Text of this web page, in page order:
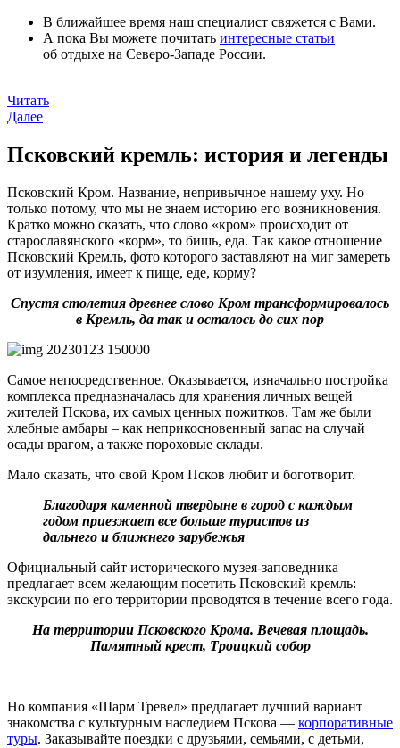
В ближайшее время наш специалист свяжется с Вами.
А пока Вы можете почитать интересные статьи
об отдыхе на Северо-Западе России.
Читать
Далее
Псковский кремль: история и легенды
Псковский Кром. Название, непривычное нашему уху. Но
только потому, что мы не знаем историю его возникновения.
Кратко можно сказать, что слово «кром» происходит от
старославянского «корм», то бишь, еда. Так какое отношение
Псковский Кремль, фото которого заставляют на миг замереть
от изумления, имеет к пище, еде, корму?
Спустя столетия древнее слово Кром трансформировалось
в Кремль, да так и осталось до сих пор
Самое непосредственное. Оказывается, изначально постройка
комплекса предназначалась для хранения личных вещей
жителей Пскова, их самых ценных пожитков. Там же были
хлебные амбары – как неприкосновенный запас на случай
осады врагом, а также пороховые склады.
Мало сказать, что свой Кром Псков любит и боготворит.
Благодаря каменной твердыне в город с каждым
годом приезжает все больше туристов из
дальнего и ближнего зарубежья
Официальный сайт исторического музея-заповедника
предлагает всем желающим посетить Псковский кремль:
экскурсии по его территории проводятся в течение всего года.
На территории Псковского Крома. Вечевая площадь.
Памятный крест, Троицкий собор
Но компания «Шарм Тревел» предлагает лучший вариант
знакомства с культурным наследием Пскова — корпоративные
туры. Заказывайте поездки с друзьями, семьями, с детьми,